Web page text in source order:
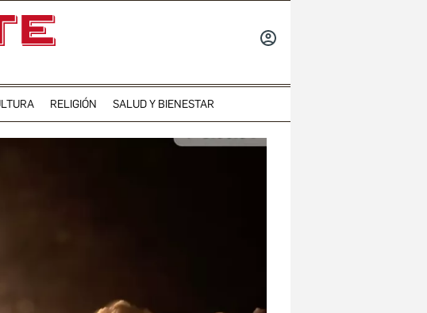
RELIGIÓN SALUD Y BIENESTAR